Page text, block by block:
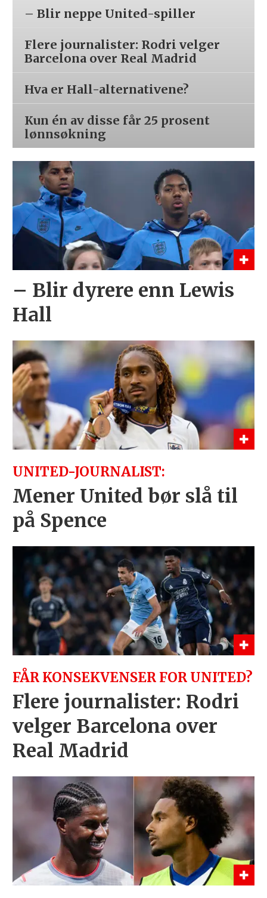
– Blir neppe United-spiller
Flere journalister: Rodri velger
Barcelona over Real Madrid
Hva er Hall-alternativene?
Kun én av disse får 25 prosent
lønnsøkning
– Blir dyrere enn Lewis
Hall
UNITED-JOURNALIST:
Mener United bør slå til
på Spence
FÅR KONSEKVENSER FOR UNITED?
Flere journalister: Rodri
velger Barcelona over
Real Madrid